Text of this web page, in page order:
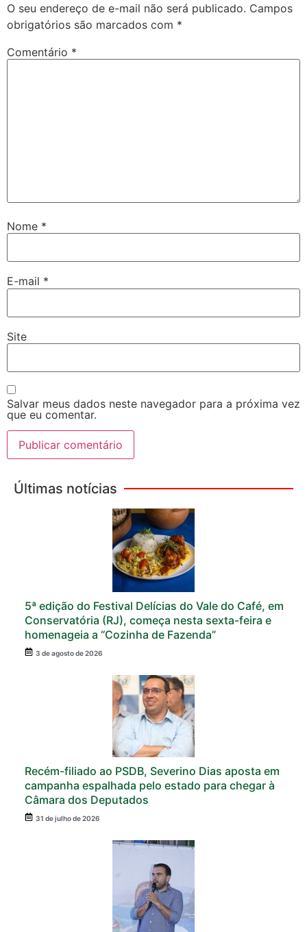
O seu endereço de e-mail não será publicado. Campos
obrigatórios são marcados com *
Comentário *
Nome *
E-mail *
Site
Salvar meus dados neste navegador para a próxima vez
que eu comentar.
Últimas notícias
5ª edição do Festival Delícias do Vale do Café, em
Conservatória (RJ), começa nesta sexta-feira e
homenageia a “Cozinha de Fazenda”
3 de agosto de 2026
Recém-filiado ao PSDB, Severino Dias aposta em
campanha espalhada pelo estado para chegar à
Câmara dos Deputados
31 de julho de 2026